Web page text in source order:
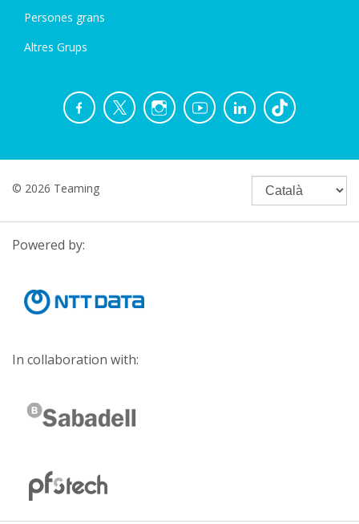
Persones grans
Altres Grups
© 2026 Teaming
Powered by:
In collaboration with: